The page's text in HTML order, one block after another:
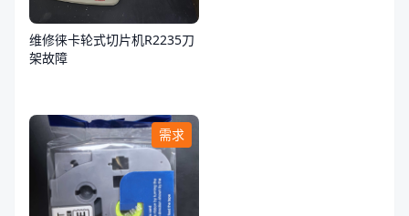
维修徕卡轮式切片机R2235刀
架故障
需求